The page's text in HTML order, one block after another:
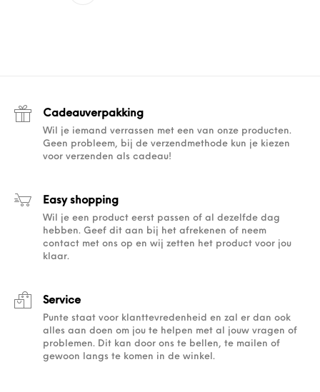
Cadeauverpakking
Wil je iemand verrassen met een van onze producten.
Geen probleem, bij de verzendmethode kun je kiezen
voor verzenden als cadeau!
Easy shopping
Wil je een product eerst passen of al dezelfde dag
hebben. Geef dit aan bij het afrekenen of neem
contact met ons op en wij zetten het product voor jou
klaar.
Service
Punte staat voor klanttevredenheid en zal er dan ook
alles aan doen om jou te helpen met al jouw vragen of
problemen. Dit kan door ons te bellen, te mailen of
gewoon langs te komen in de winkel.